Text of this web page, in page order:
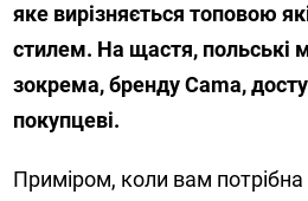
яке вирізняється топовою
стилем. На щастя, польські
зокрема, бренду Cama,
покупцеві.
Приміром, коли вам